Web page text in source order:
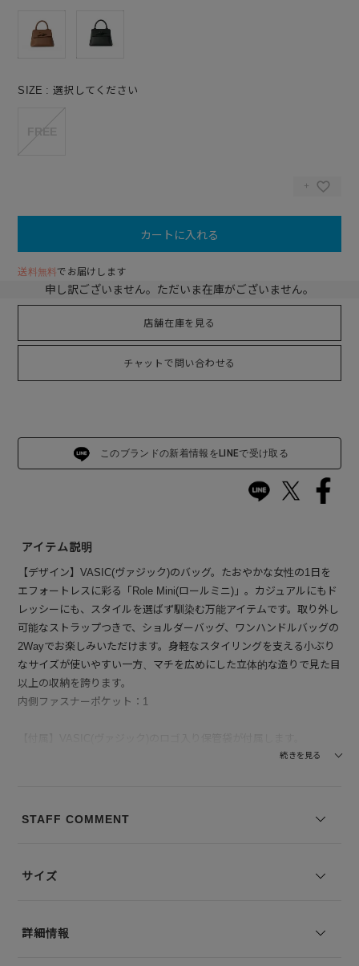
SIZE 選択してください
カートに入れる
送料無料でお届けします
申し訳ございません。ただいま在庫がございません。
店舗在庫を見る
チャットで問い合わせる
このブランドの新着情報をLINEで受け取る
アイテム説明
【デザイン】VASIC(ヴァジック)のバッグ。たおやかな女性の1日を
エフォートレスに彩る「Role Mini(ロールミニ)」。カジュアルにもド
レッシーにも、スタイルを選ばず馴染む万能アイテムです。取り外し
可能なストラップつきで、ショルダーバッグ、ワンハンドルバッグの
2Wayでお楽しみいただけます。身軽なスタイリングを支える小ぶり
なサイズが使いやすい一方、マチを広めにした立体的な造りで見た目
以上の収納を誇ります。
内側ファスナーポケット：1
続きを見る
STAFF COMMENT
サイズ
詳細情報